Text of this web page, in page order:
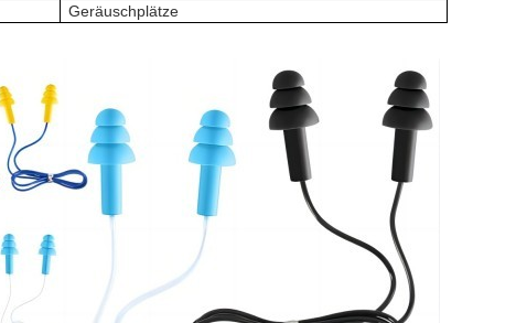
Geräuschplätze